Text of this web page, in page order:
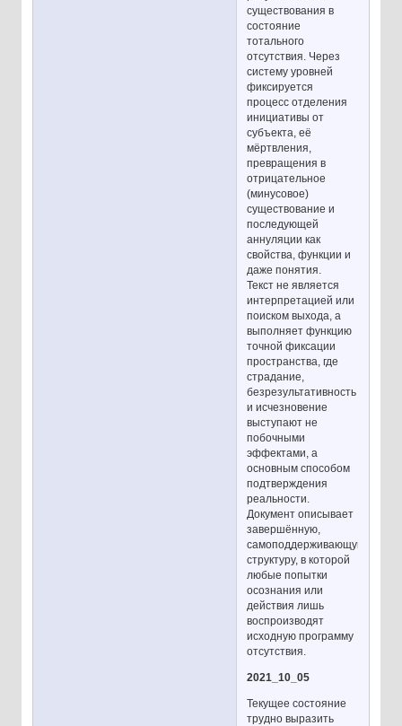
существования в
состояние
тотального
отсутствия. Через
систему уровней
фиксируется
процесс отделения
инициативы от
субъекта, её
мёртвления,
превращения в
отрицательное
(минусовое)
существование и
последующей
аннуляции как
свойства, функции и
даже понятия.
Текст не является
интерпретацией или
поиском выхода, а
выполняет функцию
точной фиксации
пространства, где
страдание,
безрезультативность
и исчезновение
выступают не
побочными
эффектами, а
основным способом
подтверждения
реальности.
Документ описывает
завершённую,
самоподдерживающуюся
структуру, в которой
любые попытки
осознания или
действия лишь
воспроизводят
исходную программу
отсутствия.
2021_10_05
Текущее состояние
трудно выразить